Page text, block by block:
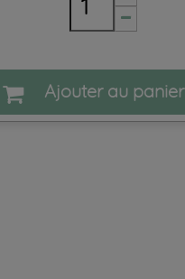
Ajouter au panier